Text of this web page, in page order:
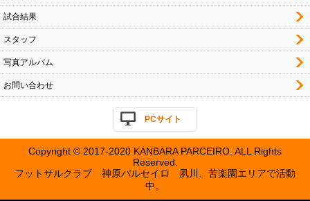
試合結果
スタッフ
写真アルバム
お問い合わせ
PCサイト
Copyright © 2017-2020 KANBARA PARCEIRO. ALL Rights
Reserved.
フットサルクラブ 神原パルセイロ 夙川、苦楽園エリアで活動
中。